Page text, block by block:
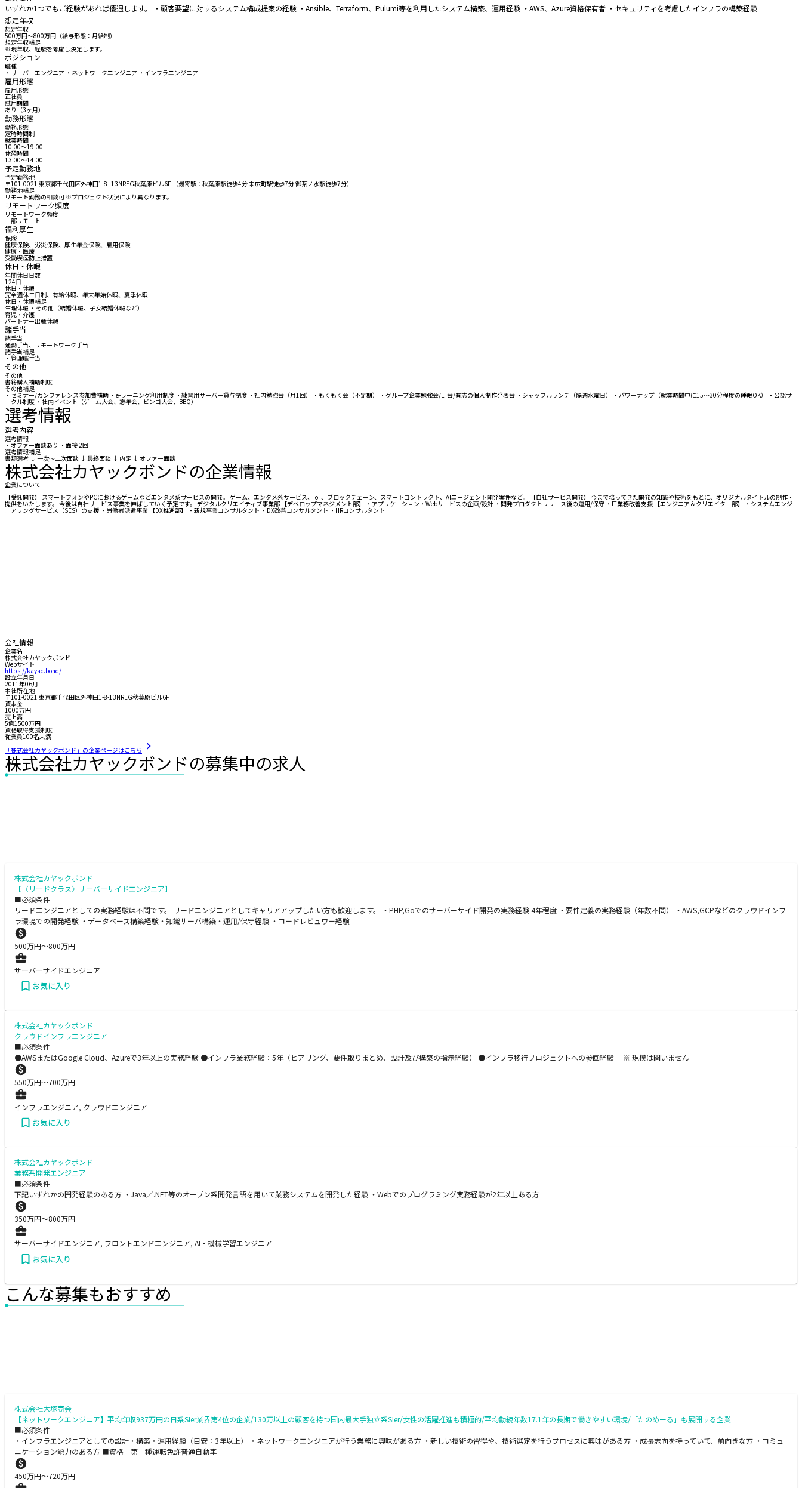
いずれか1つでもご経験があれば優遇します。 ・顧客要望に対するシステム構成提案の経験 ・Ansible、Terraform、Pulumi等を利用したシステム構築、運用経験 ・AWS、Azure資格保有者 ・セキュリティを考慮したインフラの構築経験
想定年収
想定年収
500万円〜800万円（給与形態：月給制）
想定年収補足
※現年収、経験を考慮し決定します。
ポジション
職種
・サーバーエンジニア ・ネットワークエンジニア ・インフラエンジニア
雇用形態
雇用形態
正社員
試用期間
あり（3ヶ月）
勤務形態
勤務形態
定時時間制
就業時間
10:00〜19:00
休憩時間
13:00〜14:00
予定勤務地
予定勤務地
〒101-0021 東京都千代田区外神田1-8−13NREG秋葉原ビル6F （最寄駅：秋葉原駅徒歩4分 末広町駅徒歩7分 御茶ノ水駅徒歩7分）
勤務地補足
リモート勤務の相談可 ※プロジェクト状況により異なります。
リモートワーク頻度
リモートワーク頻度
一部リモート
福利厚生
保険
健康保険、労災保険、厚生年金保険、雇用保険
健康・医療
受動喫煙防止措置
休日・休暇
年間休日日数
124日
休日・休暇
完全週休二日制、有給休暇、年末年始休暇、夏季休暇
休日・休暇補足
生理休暇 ・その他（結婚休暇、子女結婚休暇など）
育児・介護
パートナー出産休暇
諸手当
諸手当
通勤手当、リモートワーク手当
諸手当補足
・管理職手当
その他
その他
書籍購入補助制度
その他補足
・セミナー/カンファレンス参加費補助 ・e-ラーニング利用制度 ・練習用サーバー貸与制度 ・社内勉強会（月1回） ・もくもく会（不定期） ・グループ企業勉強会/LT会/有志の個人制作発表会 ・シャッフルランチ（隔週水曜日） ・パワーナップ（就業時間中に15～30分程度の睡眠OK） ・公認サ
ークル制度 ・社内イベント（ゲーム大会、忘年会、ビンゴ大会、BBQ）
選考情報
選考内容
選考情報
・オファー面談あり ・面接 2回
選考情報補足
書類選考 ↓ 一次～二次面談 ↓ 最終面談 ↓ 内定 ↓ オファー面談
株式会社カヤックボンドの企業情報
企業について
【受託開発】 スマートフォンやPCにおけるゲームなどエンタメ系サービスの開発。 ゲーム、エンタメ系サービス、IoT、ブロックチェーン、スマートコントラクト、AIエージェント開発案件など。 【自社サービス開発】 今まで培ってきた開発の知識や技術をもとに、オリジナルタイトルの制作・
提供をいたします。 今後は自社サービス事業を伸ばしていく予定です。 デジタルクリエイティブ事業部 【デベロップマネジメント部】 ・アプリケーション・Webサービスの企画/設計 ・開発プロダクトリリース後の運用/保守 ・IT業務改善支援 【エンジニア＆クリエイター部】 ・システムエンジ
ニアリングサービス（SES）の支援 ・労働者派遣事業 【DX推進部】 ・新規事業コンサルタント ・DX改善コンサルタント ・HRコンサルタント
会社情報
企業名
株式会社カヤックボンド
Webサイト
https://kayac.bond/
設立年月日
2011年06月
本社所在地
〒101-0021 東京都千代田区外神田1-8-13NREG秋葉原ビル6F
資本金
1000万円
売上高
5億1500万円
資格取得支援制度
従業員100名未満
「株式会社カヤックボンド」の企業ページはこちら
株式会社カヤックボンドの募集中の求人
株式会社カヤックボンド
【〈リードクラス〉サーバーサイドエンジニア】
■必須条件
リードエンジニアとしての実務経験は不問です。 リードエンジニアとしてキャリアアップしたい方も歓迎します。 ・PHP,Goでのサーバーサイド開発の実務経験 4年程度 ・要件定義の実務経験（年数不問） ・AWS,GCPなどのクラウドインフ
ラ環境での開発経験 ・データベース構築経験・知識サーバ構築・運用/保守経験 ・コードレビュワー経験
500万円〜800万円
サーバーサイドエンジニア
お気に入り
株式会社カヤックボンド
クラウドインフラエンジニア
■必須条件
●AWSまたはGoogle Cloud、Azureで3年以上の実務経験 ●インフラ業務経験：5年（ヒアリング、要件取りまとめ、設計及び構築の指示経験） ●インフラ移行プロジェクトへの参画経験 ※ 規模は問いません
550万円〜700万円
インフラエンジニア, クラウドエンジニア
お気に入り
株式会社カヤックボンド
業務系開発エンジニア
■必須条件
下記いずれかの開発経験のある方 ・Java／.NET等のオープン系開発言語を用いて業務システムを開発した経験 ・Webでのプログラミング実務経験が2年以上ある方
350万円〜800万円
サーバーサイドエンジニア, フロントエンドエンジニア, AI・機械学習エンジニア
お気に入り
こんな募集もおすすめ
株式会社大塚商会
【ネットワークエンジニア】平均年収937万円の日系SIer業界第4位の企業/130万以上の顧客を持つ国内最大手独立系SIer/女性の活躍推進も積極的/平均勤続年数17.1年の長期で働きやすい環境/「たのめーる」も展開する企業
■必須条件
・インフラエンジニアとしての設計・構築・運用経験（目安：3年以上） ・ネットワークエンジニアが行う業務に興味がある方 ・新しい技術の習得や、技術選定を行うプロセスに興味がある方 ・成長志向を持っていて、前向きな方 ・コミュ
ニケーション能力のある方 ■資格 第一種運転免許普通自動車
450万円〜720万円